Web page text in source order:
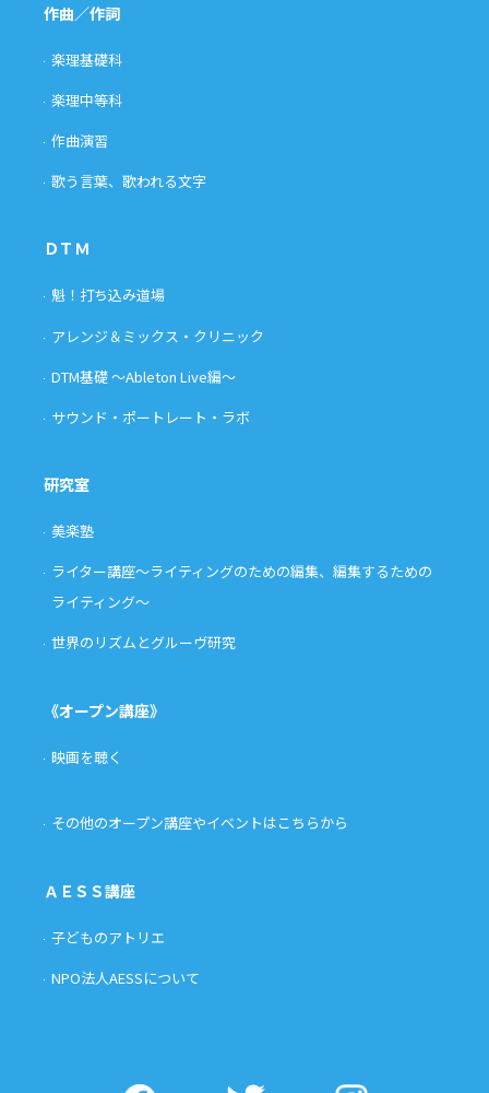
作曲／作詞
楽理基礎科
楽理中等科
作曲演習
歌う言葉、歌われる文字
ＤＴＭ
魁！打ち込み道場
アレンジ＆ミックス・クリニック
DTM基礎 〜Ableton Live編〜
サウンド・ポートレート・ラボ
研究室
美楽塾
ライター講座〜ライティングのための編集、編集するための
ライティング〜
世界のリズムとグルーヴ研究
《オープン講座》
映画を聴く
その他のオープン講座やイベントはこちらから
ＡＥＳＳ講座
子どものアトリエ
NPO法人AESSについて